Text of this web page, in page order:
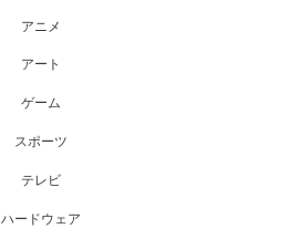
アニメ
アート
ゲーム
スポーツ
テレビ
ハードウェア